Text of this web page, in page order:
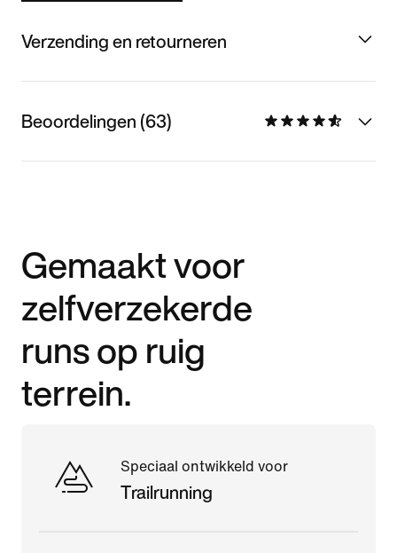
Verzending en retourneren
Beoordelingen (63)
Gemaakt voor
zelfverzekerde
runs op ruig
terrein.
Speciaal ontwikkeld voor
Trailrunning